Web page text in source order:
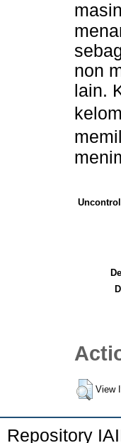
non
lain.
View
Repository